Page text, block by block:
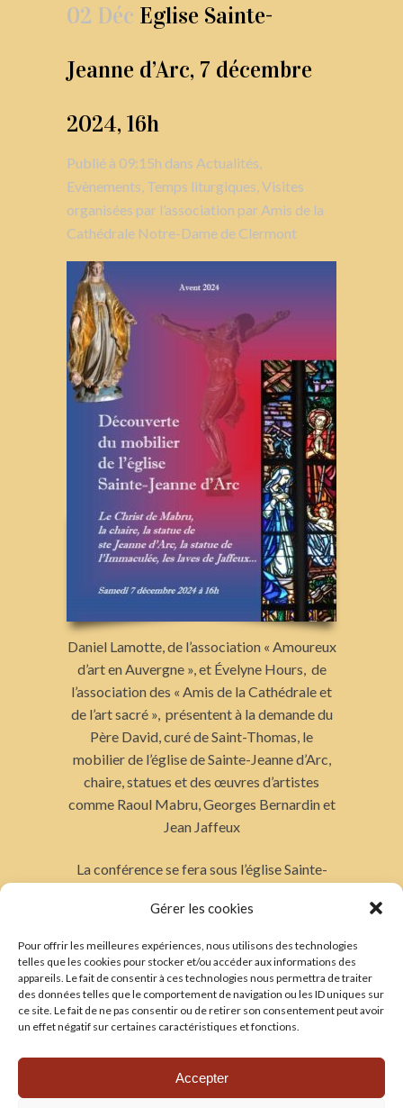
Gérer les cookies
Pour offrir les meilleures expériences, nous utilisons des technologies
telles que les cookies pour stocker et/ou accéder aux informations des
appareils. Le fait de consentir à ces technologies nous permettra de traiter
des données telles que le comportement de navigation ou les ID uniques sur
ce site. Le fait de ne pas consentir ou de retirer son consentement peut avoir
un effet négatif sur certaines caractéristiques et fonctions.
Accepter
02 Déc Eglise Sainte-
Jeanne d’Arc, 7 décembre
2024, 16h
Publié à 09:15h dans Actualités,
Evènements, Temps liturgiques,Visites
organisées par l’association par Amis de la
Cathédrale Notre-Dame de Clermont
Daniel Lamotte, de l’association « Amoureux
d’art en Auvergne », et Évelyne Hours, de
l’association des « Amis de la Cathédrale et
de l’art sacré », présentent à la demande du
Père David, curé de Saint-Thomas, le
mobilier de l’église de Sainte-Jeanne d’Arc,
chaire, statues et des œuvres d’artistes
comme Raoul Mabru, Georges Bernardin et
Jean Jaffeux
La conférence se fera sous l’église Sainte-
TRADUCTIONS
——————-
Voir les traductions
Les amis de la cathédrale